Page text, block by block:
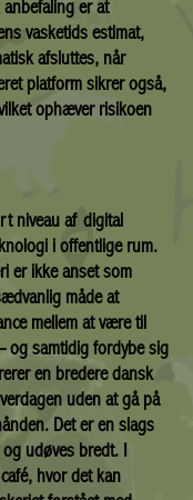
er at
vasketids estimat,
afsluttes, når
platform sikrer også,
ophæver risikoen
niveau af digital
i offentlige rum.
er ikke anset som
måde at
mellem at være til
og samtidig fordybe sig
en bredere dansk
uden at gå på
Det er en slags
udøves bredt. I
hvor det kan